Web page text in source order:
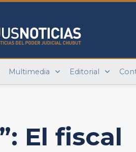
Multimedia Editorial
El fiscal